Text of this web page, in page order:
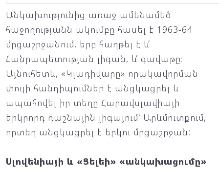
Անկախությունից առաջ ամենամեծ
հաջողությանն ակումբը հասել է 1963-64
մրցաշրջանում, երբ հաղթել է և՛
Հանրապետության լիգան, և՛ գավաթը։
Այնուհետև, «Կլադիվարը» որակավորման
փուլի հանդիպումներ է անցկացրել և
ապահովել իր տեղը Հարավսլավիայի
երկրորդ դաշնային լիգայում՝ Արևմուտքում,
որտեղ անցկացրել է երկու մրցաշրջան:
Սլովենիայի և «Ցելեի» «անկախացումը»